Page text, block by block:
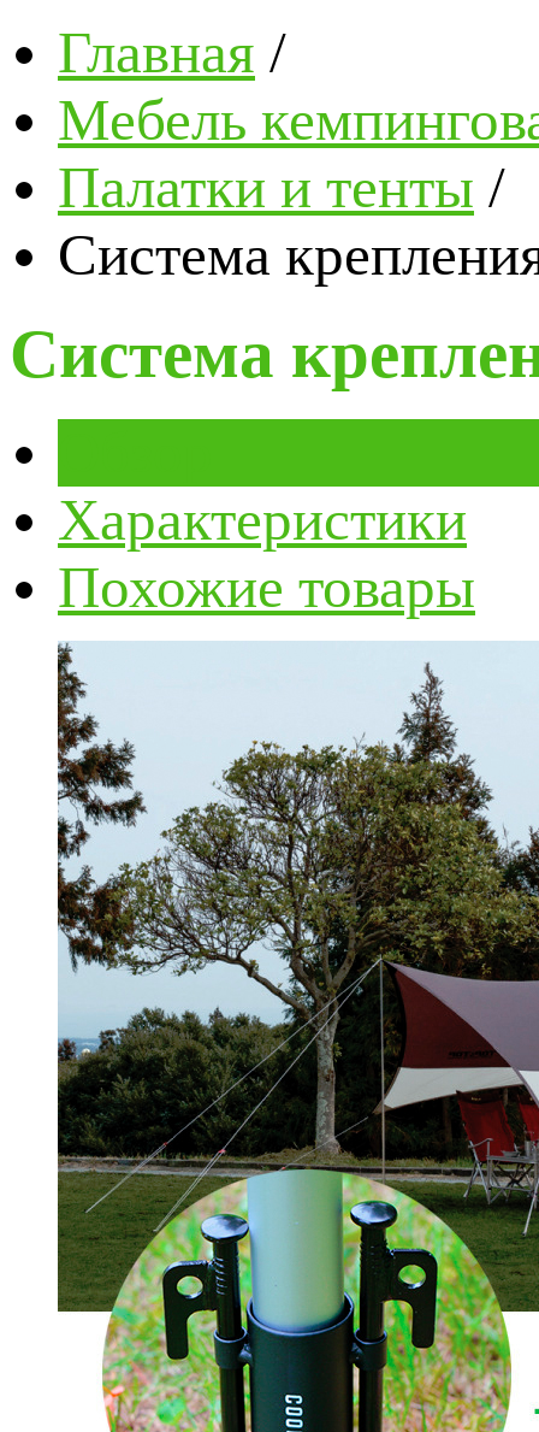
Главная /
Мебель
Палатки и тенты /
Система
Система
Характеристики
Похожие товары